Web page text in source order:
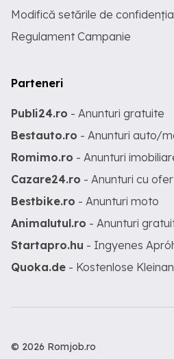
Modifică setările de
Regulament Campanie
Parteneri
Publi24.ro - Anunturi gratuite
Bestauto.ro - Anunturi auto/
Romimo.ro - Anunturi
Cazare24.ro - Anunturi cu
Bestbike.ro - Anunturi moto
Animalutul.ro - Anunturi
Startapro.hu - Ingyenes
Quoka.de - Kostenlose
© 2026 Romjob.ro